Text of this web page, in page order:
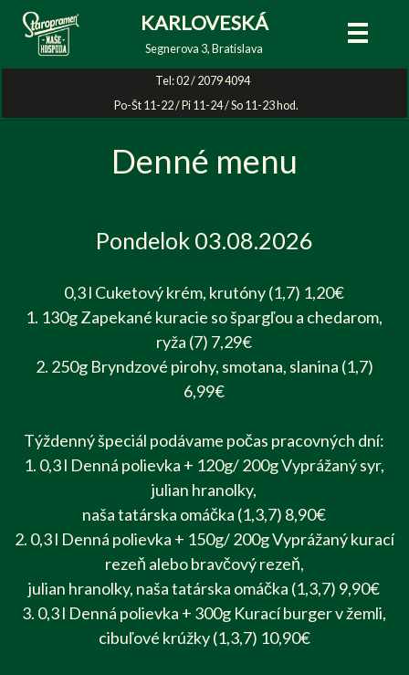
KARLOVESKÁ
Segnerova 3, Bratislava
Tel:02 / 2079 4094
Po-Št 11-22 / Pi 11-24 / So 11-23 hod.
Denné menu
Pondelok 03.08.2026
0,3 l Cuketový krém, krutóny (1,7) 1,20€
1. 130g Zapekané kuracie so špargľou a chedarom,
ryža (7) 7,29€
2. 250g Bryndzové pirohy, smotana, slanina (1,7)
6,99€
Týždenný špeciál podávame počas pracovných dní:
1. 0,3 l Denná polievka + 120g/ 200g Vyprážaný syr,
julian hranolky,
naša tatárska omáčka (1,3,7) 8,90€
2. 0,3 l Denná polievka + 150g/ 200g Vyprážaný kurací
rezeň alebo bravčový rezeň,
julian hranolky, naša tatárska omáčka (1,3,7) 9,90€
3. 0,3 l Denná polievka + 300g Kurací burger v žemli,
cibuľové krúžky (1,3,7) 10,90€